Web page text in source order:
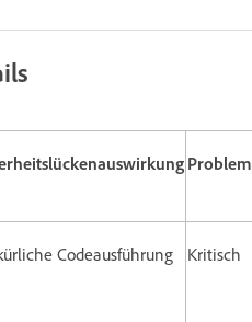
Codeausführung Kritisch